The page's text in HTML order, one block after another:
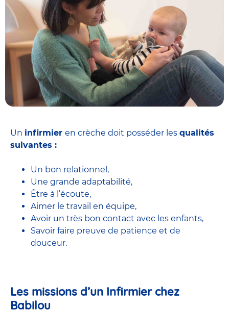
Un infirmier en crèche doit posséder les qualités
suivantes :
Un bon relationnel,
Une grande adaptabilité,
Être à l’écoute,
Aimer le travail en équipe,
Avoir un très bon contact avec les enfants,
Savoir faire preuve de patience et de
douceur.
Les missions d’un Infirmier chez
Babilou